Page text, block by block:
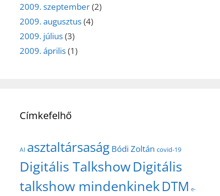
2009. szeptember(2)
2009. augusztus(4)
2009. július(3)
2009. április(1)
Címkefelhő
AI asztaltársaság Bódi Zoltán covid-19
Digitális TalkshowDigitális
talkshow mindenkinekDTM e-